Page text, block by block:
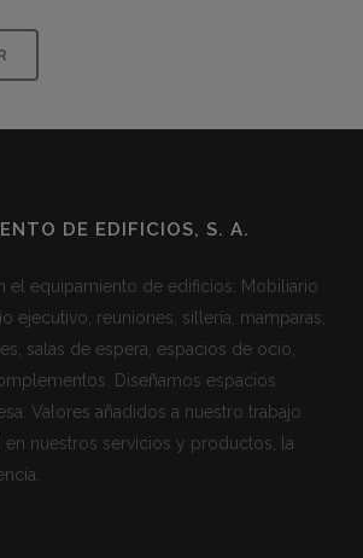
DE EDIFICIOS, S. A.
el equipamiento de edificios: Mobiliario
ejecutivo, reuniones, sillería, mamparas,
salas de espera, espacios de ocio,
Diseñamos espacios
Valores añadidos a nuestro trabajo
en nuestros servicios y productos, la